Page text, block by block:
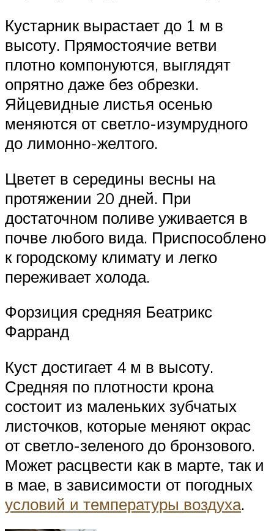
Кустарник вырастает до 1 м в
высоту. Прямостоячие ветви
плотно компонуются, выглядят
опрятно даже без обрезки.
Яйцевидные листья осенью
меняются от светло-изумрудного
до лимонно-желтого.
Цветет в середины весны на
протяжении 20 дней. При
достаточном поливе уживается в
почве любого вида. Приспособлено
к городскому климату и легко
переживает холода.
Форзиция средняя Беатрикс
Фарранд
Куст достигает 4 м в высоту.
Средняя по плотности крона
состоит из маленьких зубчатых
листочков, которые меняют окрас
от светло-зеленого до бронзового.
Может расцвести как в марте, так и
в мае, в зависимости от погодных
условий и температуры воздуха.